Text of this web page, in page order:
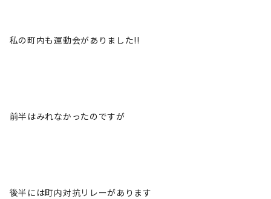
私の町内も運動会がありました!!
前半はみれなかったのですが
後半には町内対抗リレーがあります